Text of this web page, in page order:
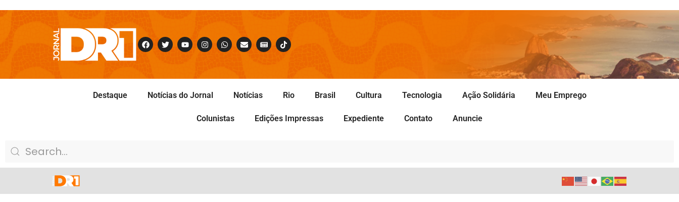
Destaque Notícias do Jornal Notícias Rio Brasil Cultura Tecnologia Ação Solidária Meu Emprego
Colunistas Edições Impressas Expediente Contato Anuncie